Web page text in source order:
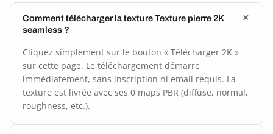
Comment télécharger la texture Texture pierre 2K
seamless ?
Cliquez simplement sur le bouton « Télécharger 2K »
sur cette page. Le téléchargement démarre
immédiatement, sans inscription ni email requis. La
texture est livrée avec ses 0 maps PBR (diffuse, normal,
roughness, etc.).